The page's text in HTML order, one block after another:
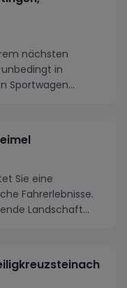
nächsten
in
Sportwagen
Sie eine
Fahrerlebnisse.
Landschaft